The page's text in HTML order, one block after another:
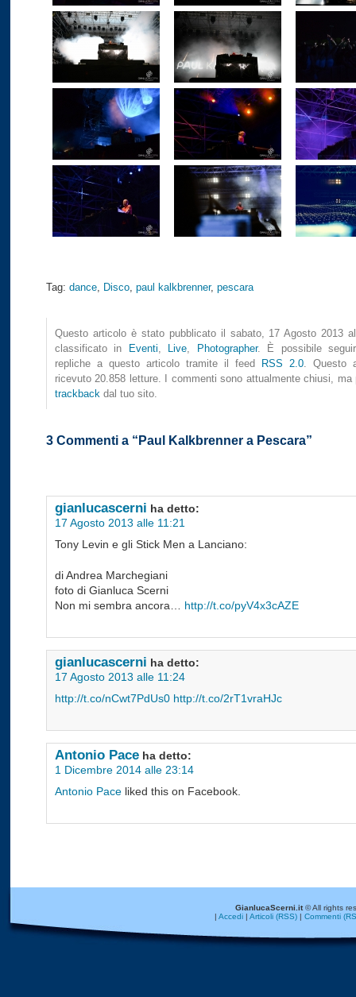
Tag: dance, Disco, paul kalkbrenner, pescara
Questo articolo è stato pubblicato il sabato, 17 Agosto 2013
classificato in
Eventi, Live, Photographer. È possibile
repliche a questo articolo tramite il feed
RSS 2.0. Questo
ricevuto 20.858 letture. I commenti sono attualmente chiusi, ma
trackback dal tuo sito.
3 Commenti a “Paul Kalkbrenner a Pescara”
gianlucascerni ha detto:
17 Agosto 2013 alle 11:21
Tony Levin e gli Stick Men a Lanciano:
di Andrea Marchegiani
foto di Gianluca Scerni
Non mi sembra ancora… http://t.co/pyV4x3cAZE
gianlucascerni ha detto:
17 Agosto 2013 alle 11:24
http://t.co/nCwt7PdUs0 http://t.co/2rT1vraHJc
Antonio Pace ha detto:
1 Dicembre 2014 alle 23:14
Antonio Pace liked this on Facebook.
GianlucaScerni.it© All rights
Accedi| Articoli (RSS)| Commenti